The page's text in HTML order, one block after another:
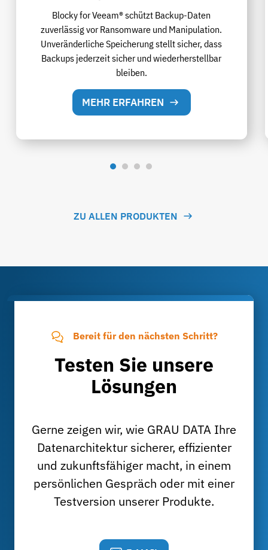
Blocky for Veeam® schützt Backup-Daten
zuverlässig vor Ransomware und Manipulation.
Unveränderliche Speicherung stellt sicher, dass
Backups jederzeit sicher und wiederherstellbar
bleiben.
MEHR ERFAHREN
ZU ALLEN PRODUKTEN
Bereit für den nächsten Schritt?
Testen Sie unsere
Lösungen
Gerne zeigen wir, wie GRAU DATA Ihre
Datenarchitektur sicherer, effizienter
und zukunftsfähiger macht, in einem
persönlichen Gespräch oder mit einer
Testversion unserer Produkte.